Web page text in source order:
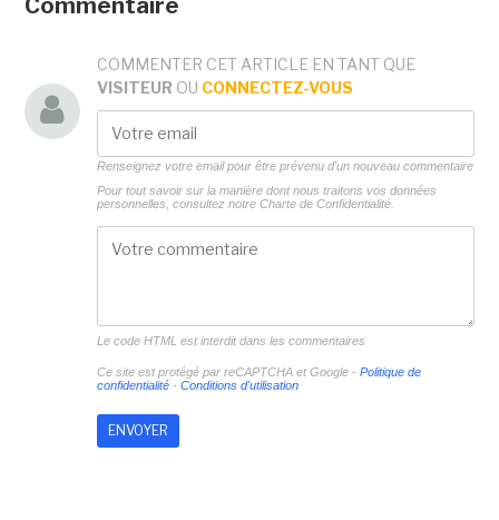
Commentaire
COMMENTER CET ARTICLE EN TANT QUE
VISITEUR OU CONNECTEZ-VOUS
Renseignez votre email pour être prévenu d'un nouveau commentaire
Pour tout savoir sur la manière dont nous traitons vos données
personnelles, consultez notre Charte de Confidentialité.
Le code HTML est interdit dans les commentaires
Ce site est protégé par reCAPTCHA et Google - Politique de
confidentialité- Conditions d'utilisation